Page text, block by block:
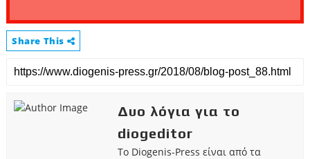
Share This
Δυο λόγια για το
diogeditor
Το Diogenis-Press είναι από τα